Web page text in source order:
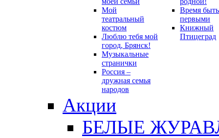
Мой
театральный
костюм
Люблю тебя мой
город, Брянск!
Музыкальные
странички
Россия –
дружная семья
народов
Время быть
первыми
Книжный
Птицеград
Акции
БЕЛЫЕ